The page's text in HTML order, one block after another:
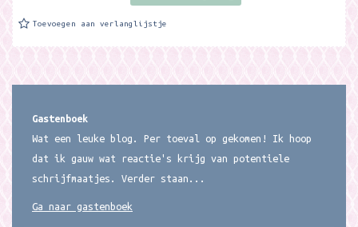
Toevoegen aan verlanglijstje
Gastenboek
Wat een leuke blog. Per toeval op gekomen! Ik hoop
dat ik gauw wat reactie's krijg van potentiele
schrijfmaatjes. Verder staan...
Ga naar gastenboek